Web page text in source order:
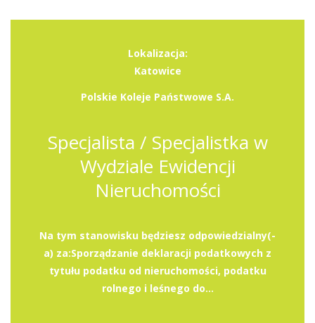
Lokalizacja:
Katowice
Polskie Koleje Państwowe S.A.
Specjalista / Specjalistka w
Wydziale Ewidencji
Nieruchomości
Na tym stanowisku będziesz odpowiedzialny(-
a) za:Sporządzanie deklaracji podatkowych z
tytułu podatku od nieruchomości, podatku
rolnego i leśnego do...